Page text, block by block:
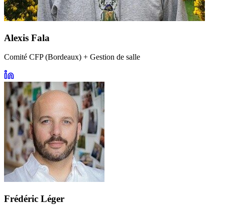
Alexis Fala
Comité CFP (Bordeaux) + Gestion de salle
Frédéric Léger